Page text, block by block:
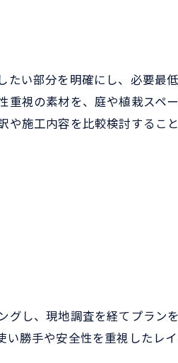
い部分を明確にし、必要最
視の素材を、庭や植栽スペ
や施工内容を比較検討するこ
グし、現地調査を経てプラン
勝手や安全性を重視したレ